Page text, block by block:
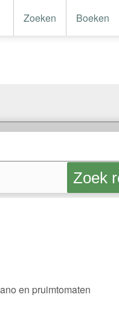
Zoeken Boeken
Zoek
en pruimtomaten